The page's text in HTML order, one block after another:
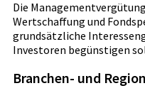
Die
Wertschaffung und
grundsätzliche
Investoren begünstigen
Branchen- und